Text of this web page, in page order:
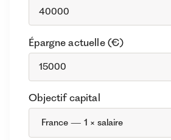
Épargne actuelle (€)
Objectif capital